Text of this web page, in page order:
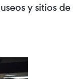
y sitios